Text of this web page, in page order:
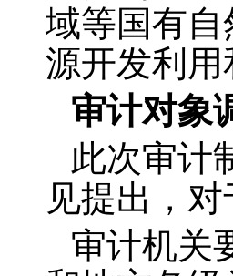
域等国有
源开发利
审计对象
此次审计
见提出，
审计机关